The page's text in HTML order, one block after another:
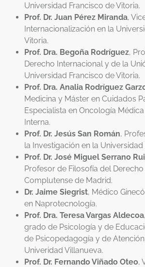
Universidad Francisco de Vitoria.
Prof. Dr. Juan Pérez Miranda,
Internacionalización en la
Vitoria.
Prof. Dra. Begoña Rodríguez,
Derecho Internacional y de la
Universidad Francisco de Vitoria.
Prof. Dra. Analia Rodríguez
Medicina y Máster en Cuidados
Especialista en Oncología
Interna.
Prof. Dr. Jesús San Román,
la Investigación en la Universidad
Prof. Dr. José Miguel Serrano
Profesor de Filosofía del
Complutense de Madrid.
Dr. Jaime Siegrist, Médico
en Naprotecnología.
Prof. Dra. Teresa Vargas Aldecoa
grado de Psicología y de
de Psicopedagogía y de
Univeridad Villanueva.
Prof. Dr. Fernando Viñado Oteo,